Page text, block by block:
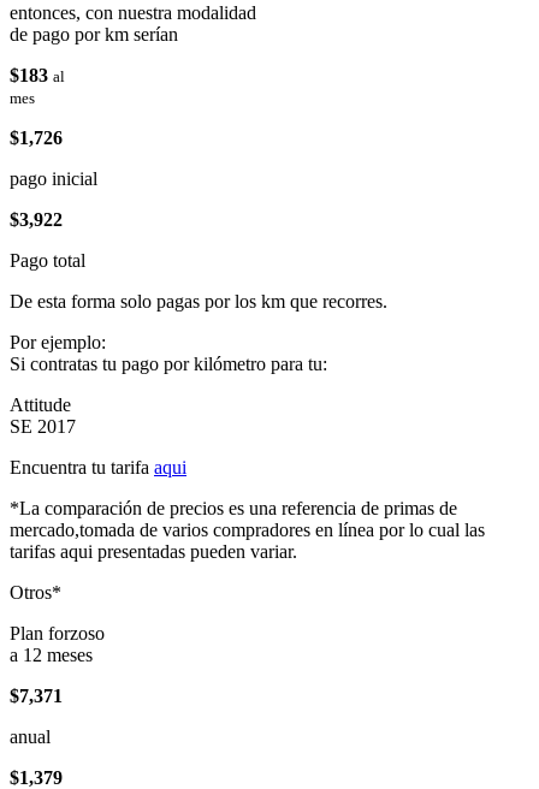
entonces, con nuestra modalidad
de pago por km serían
$183 al
mes
$1,726
pago inicial
$3,922
Pago total
De esta forma solo pagas por los km que recorres.
Por ejemplo:
Si contratas tu pago por kilómetro para tu:
Attitude
SE 2017
Encuentra tu tarifa aqui
*La comparación de precios es una referencia de primas de
mercado,tomada de varios compradores en línea por lo cual las
tarifas aqui presentadas pueden variar.
Otros*
Plan forzoso
a 12 meses
$7,371
anual
$1,379